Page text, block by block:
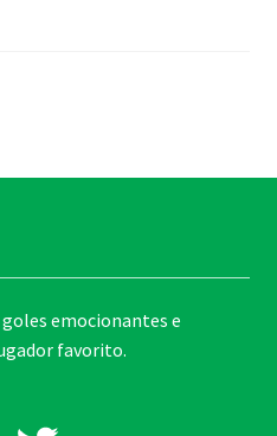
emocionantes e
favorito.